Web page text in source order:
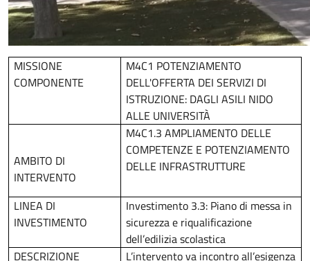
MISSIONE
COMPONENTE
M4C1 POTENZIAMENTO
DELL'OFFERTA DEI SERVIZI DI
ISTRUZIONE: DAGLI ASILI NIDO
ALLE UNIVERSITÀ
AMBITO DI
INTERVENTO
M4C1.3 AMPLIAMENTO DELLE
COMPETENZE E POTENZIAMENTO
DELLE INFRASTRUTTURE
LINEA DI
INVESTIMENTO
Investimento 3.3: Piano di messa in
sicurezza e riqualificazione
dell’edilizia scolastica
DESCRIZIONE
L’intervento va incontro all’esigenza